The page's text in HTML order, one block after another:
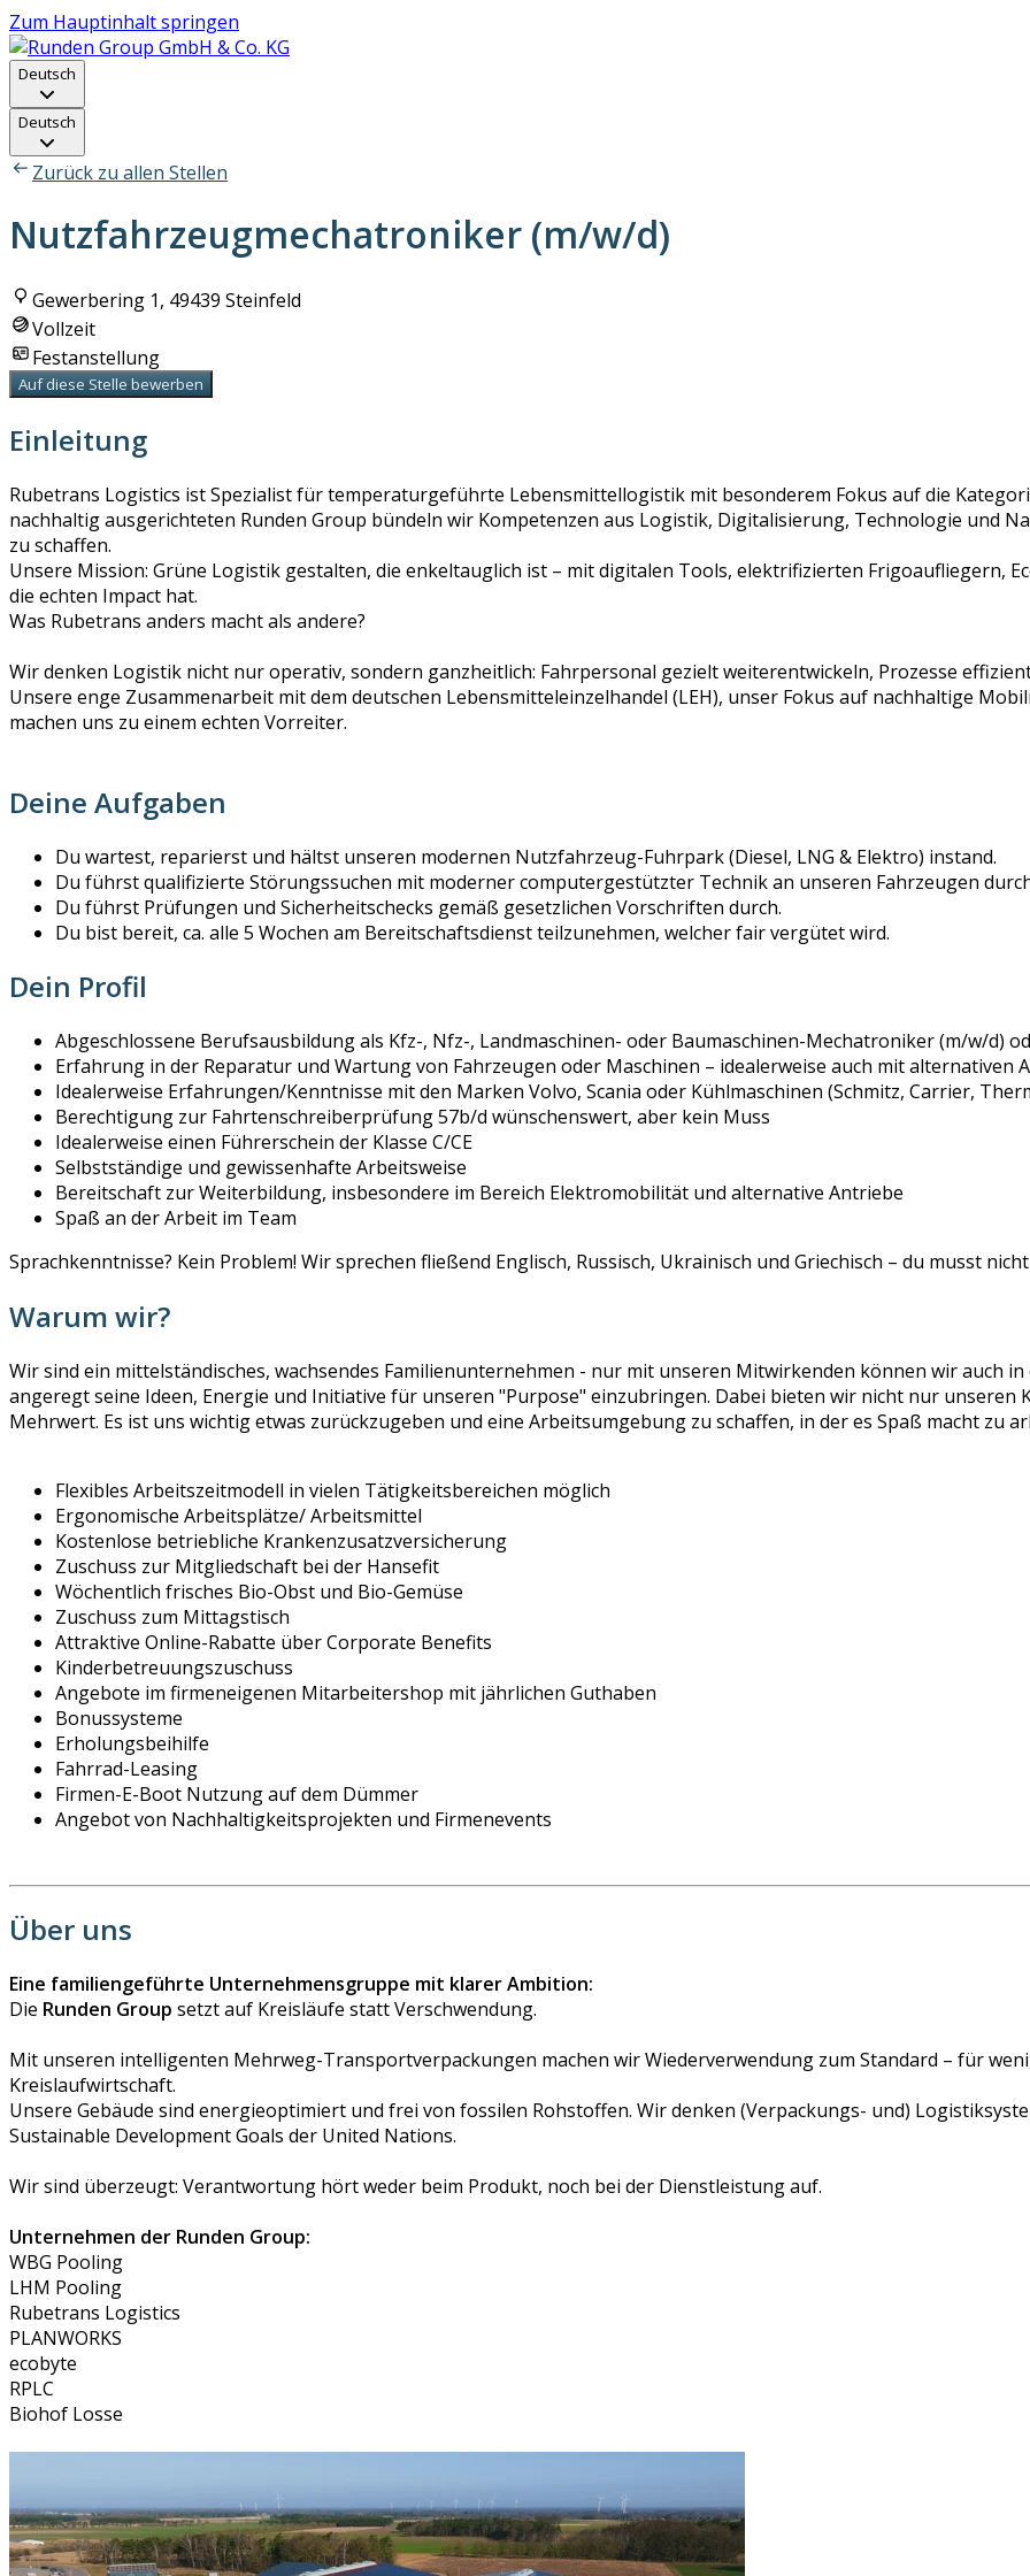
Zum Hauptinhalt springen
Deutsch
Deutsch
Zurück zu allen Stellen
Nutzfahrzeugmechatroniker (m/w/d)
Gewerbering 1, 49439 Steinfeld
Vollzeit
Festanstellung
Auf diese Stelle bewerben
Einleitung
Rubetrans Logistics ist Spezialist für temperaturgeführte Lebensmittellogistik mit besonderem Fokus auf die
nachhaltig ausgerichteten Runden Group bündeln wir Kompetenzen aus Logistik, Digitalisierung, Technologie und
zu schaffen.
Unsere Mission: Grüne Logistik gestalten, die enkeltauglich ist – mit digitalen Tools, elektrifizierten Frigoaufliegern,
die echten Impact hat.
Was Rubetrans anders macht als andere?
Wir denken Logistik nicht nur operativ, sondern ganzheitlich: Fahrpersonal gezielt weiterentwickeln, Prozesse
Unsere enge Zusammenarbeit mit dem deutschen Lebensmitteleinzelhandel (LEH), unser Fokus auf nachhaltige
machen uns zu einem echten Vorreiter.
Deine Aufgaben
Du wartest, reparierst und hältst unseren modernen Nutzfahrzeug-Fuhrpark (Diesel, LNG & Elektro) instand.
Du führst qualifizierte Störungssuchen mit moderner computergestützter Technik an unseren Fahrzeugen
Du führst Prüfungen und Sicherheitschecks gemäß gesetzlichen Vorschriften durch.
Du bist bereit, ca. alle 5 Wochen am Bereitschaftsdienst teilzunehmen, welcher fair vergütet wird.
Dein Profil
Abgeschlossene Berufsausbildung als Kfz-, Nfz-, Landmaschinen- oder Baumaschinen-Mechatroniker (m/w/d)
Erfahrung in der Reparatur und Wartung von Fahrzeugen oder Maschinen – idealerweise auch mit alternativen
Idealerweise Erfahrungen/Kenntnisse mit den Marken Volvo, Scania oder Kühlmaschinen (Schmitz, Carrier,
Berechtigung zur Fahrtenschreiberprüfung 57b/d wünschenswert, aber kein Muss
Idealerweise einen Führerschein der Klasse C/CE
Selbstständige und gewissenhafte Arbeitsweise
Bereitschaft zur Weiterbildung, insbesondere im Bereich Elektromobilität und alternative Antriebe
Spaß an der Arbeit im Team
Sprachkenntnisse? Kein Problem! Wir sprechen fließend Englisch, Russisch, Ukrainisch und Griechisch – du musst
Warum wir?
Wir sind ein mittelständisches, wachsendes Familienunternehmen - nur mit unseren Mitwirkenden können wir auch
angeregt seine Ideen, Energie und Initiative für unseren "Purpose" einzubringen. Dabei bieten wir nicht nur
Mehrwert. Es ist uns wichtig etwas zurückzugeben und eine Arbeitsumgebung zu schaffen, in der es Spaß macht zu
Flexibles Arbeitszeitmodell in vielen Tätigkeitsbereichen möglich
Ergonomische Arbeitsplätze/ Arbeitsmittel
Kostenlose betriebliche Krankenzusatzversicherung
Zuschuss zur Mitgliedschaft bei der Hansefit
Wöchentlich frisches Bio-Obst und Bio-Gemüse
Zuschuss zum Mittagstisch
Attraktive Online-Rabatte über Corporate Benefits
Kinderbetreuungszuschuss
Angebote im firmeneigenen Mitarbeitershop mit jährlichen Guthaben
Bonussysteme
Erholungsbeihilfe
Fahrrad-Leasing
Firmen-E-Boot Nutzung auf dem Dümmer
Angebot von Nachhaltigkeitsprojekten und Firmenevents
Über uns
Eine familiengeführte Unternehmensgruppe mit klarer Ambition:
Die Runden Group setzt auf Kreisläufe statt Verschwendung.
Mit unseren intelligenten Mehrweg-Transportverpackungen machen wir Wiederverwendung zum Standard – für
Kreislaufwirtschaft.
Unsere Gebäude sind energieoptimiert und frei von fossilen Rohstoffen. Wir denken (Verpackungs- und)
Sustainable Development Goals der United Nations.
Wir sind überzeugt: Verantwortung hört weder beim Produkt, noch bei der Dienstleistung auf.
Unternehmen der Runden Group:
WBG Pooling
LHM Pooling
Rubetrans Logistics
PLANWORKS
ecobyte
RPLC
Biohof Losse